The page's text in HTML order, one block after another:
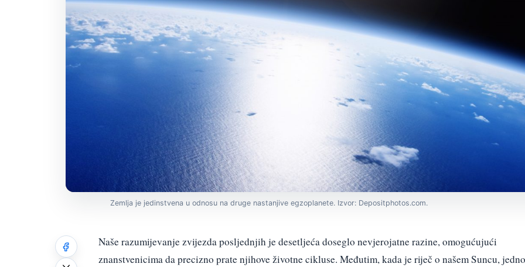
Zemlja je jedinstvena u odnosu na druge nastanjive egzoplanete. Izvor: Depositphotos.com.
Naše razumijevanje zvijezda posljednjih je desetljeća doseglo nevjerojatne razine, omogućujući
znanstvenicima da precizno prate njihove životne cikluse. Međutim, kada je riječ o našem Suncu, jedno